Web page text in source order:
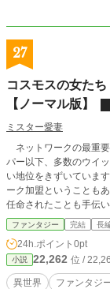
27
コスモスの女た
【ノーマル版】
ミスター愛妻
ネットワークの最重
パー以下、多数のウイ
い地位をきずいています。 執政官なども多数輩出しており、最初のネ
ーク加盟ということも
任命されたことも手伝
なっているものもネットワーク
ちゆえ、管理官から執
で色々と悩みがあるようですよ…… ラグナロク戦争
頑張っているヴィーナ
ファンタジー 完結 長
24h.ポイント 0pt
小説 22,262 位 /
異世界 ファンタジ